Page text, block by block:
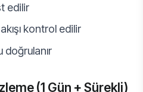
edilir
kontrol edilir
(1 Gün + Sürekli)